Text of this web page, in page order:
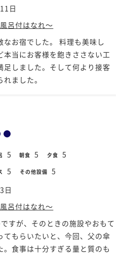
日
呂付はなれ～
お宿でした。 料理も美味し
本当にお客様を飽きささない工
しました。そして何より接客
ました。
5 朝食 5 夕食 5
5 その他設備 5
日
呂付はなれ～
すが、そのときの施設やおもて
てもらいたいと、今回、父の傘
食事は十分すぎる量と質のも